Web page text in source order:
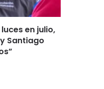
en julio,
Santiago